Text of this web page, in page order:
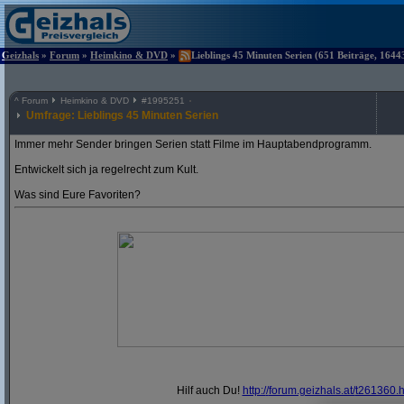
Geizhals » Forum » Heimkino & DVD » Lieblings 45 Minuten Serien (651 Beiträge,
^ Forum Heimkino & DVD #1995251
Umfrage: Lieblings 45 Minuten Serien
Immer mehr Sender bringen Serien statt Filme im Hauptabendprogramm.
Entwickelt sich ja regelrecht zum Kult.
Was sind Eure Favoriten?
Hilf auch Du! http://forum.geizhals.at/